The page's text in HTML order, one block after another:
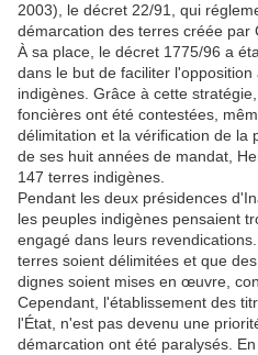
2003), le décret 22/91, qui
démarcation des terres créée par
À sa place, le décret 1775/96 a
dans le but de faciliter
indigènes. Grâce à cette
foncières ont été contestées,
délimitation et la vérification de la
de ses huit années de mandat,
147 terres indigènes.
Pendant les deux présidences
les peuples indigènes pensaient
engagé dans leurs
terres soient délimitées et que
dignes soient mises en œuvre,
Cependant, l'établissement des
l'État, n'est pas devenu une
démarcation ont été paralysés.